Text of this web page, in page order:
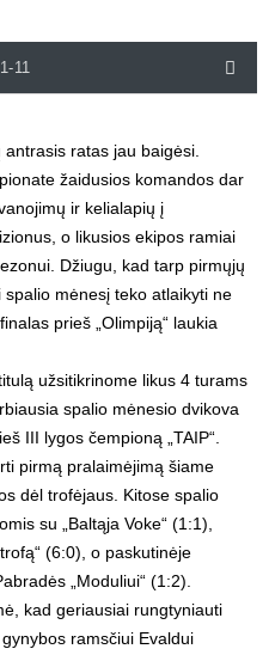
11
ratas jau baigėsi.
žaidusios komandos dar
ir kelialapių į
o likusios ekipos ramiai
Džiugu, kad tarp pirmųjų
spalio mėnesį teko atlaikyti ne
prieš „Olimpiją“ laukia
užsitikrinome likus 4 turams
spalio mėnesio dvikova
III lygos čempioną „TAIP“.
pirmą pralaimėjimą šiame
dėl trofėjaus. Kitose spalio
su „Baltąja Voke“ (1:1),
(6:0), o paskutinėje
„Moduliui“ (1:2).
kad geriausiai rungtyniauti
ramsčiui Evaldui